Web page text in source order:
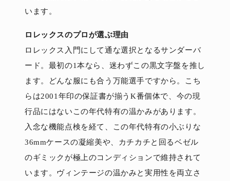
います。
ロレックスのプロが選ぶ理由
ロレックス入門にして通な選択となるサンダーバ
ード。最初の1本なら、迷わずこの黒文字盤を推し
ます。どんな服にも合う万能選手ですから。こち
らは2001年印の保証書が揃うK番個体で、今の現
行品にはないこの年代特有の温かみがあります。
入念な機能点検を経て、この年代特有の小ぶりな
36mmケースの凝縮美や、カチカチと回るベゼル
のギミックが極上のコンディションで維持されて
います。ヴィンテージの温かみと実用性を両立さ